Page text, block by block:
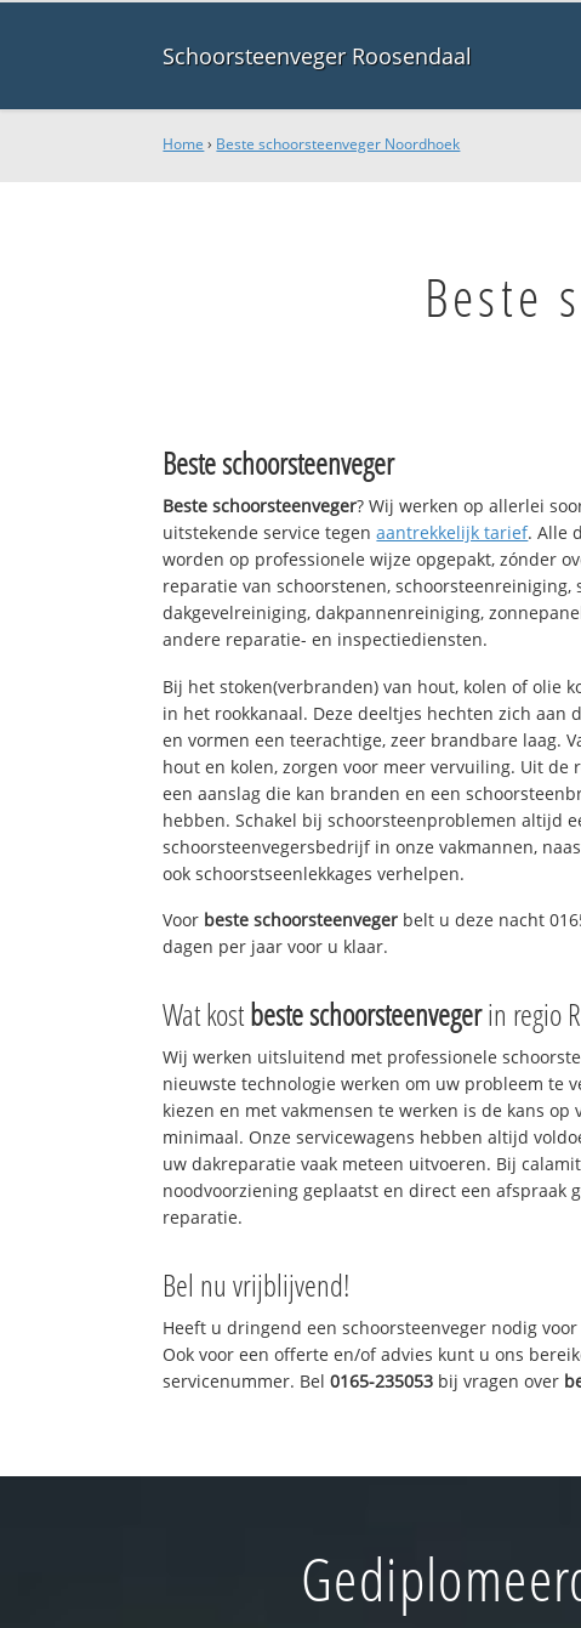
Schoorsteenveger Roosendaal
Home › Beste schoorsteenveger Noordhoek
Beste
Beste schoorsteenveger
Beste schoorsteenveger? Wij werken op allerlei
uitstekende service tegenaantrekkelijk tarief. Alle
worden op professionele wijze opgepakt, zónder
reparatie van schoorstenen, schoorsteenreiniging,
dakgevelreiniging, dakpannenreiniging,
andere reparatie- en inspectiediensten.
Bij het stoken(verbranden) van hout, kolen of olie
in het rookkanaal. Deze deeltjes hechten zich aan
en vormen een teerachtige, zeer brandbare laag.
hout en kolen, zorgen voor meer vervuiling. Uit de
een aanslag die kan branden en een
hebben. Schakel bij schoorsteenproblemen altijd
schoorsteenvegersbedrijf in onze vakmannen,
ook schoorstseenlekkages verhelpen.
Voor beste schoorsteenveger belt u deze nacht
dagen per jaar voor u klaar.
Wat kostbeste schoorsteenvegerin regio
Wij werken uitsluitend met professionele
nieuwste technologie werken om uw probleem te
kiezen en met vakmensen te werken is de kans op
minimaal. Onze servicewagens hebben altijd
uw dakreparatie vaak meteen uitvoeren. Bij
noodvoorziening geplaatst en direct een afspraak
reparatie.
Bel nu vrijblijvend!
Heeft u dringend een schoorsteenveger nodig
Ook voor een offerte en/of advies kunt u ons
servicenummer. Bel0165-235053 bij vragen over